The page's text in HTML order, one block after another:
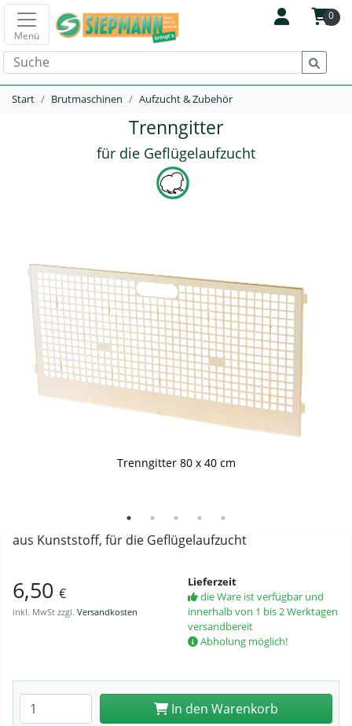
0
Menü
Start Brutmaschinen Aufzucht & Zubehör
Trenngitter
für die Geflügelaufzucht
Trenngitter 80 x 40 cm
Trenngitter mit Gänseküken
Trenngitter-Skizze mit Positionierung der Verbinder und
Versteifungsschienen
aus Kunststoff, für die Geflügelaufzucht
6,50 €
inkl. MwSt zzgl. Versandkosten
Lieferzeit
die Ware ist verfügbar und
innerhalb von 1 bis 2 Werktagen
versandbereit
Abholung möglich!
Anzahl eingeben In den Warenkorb